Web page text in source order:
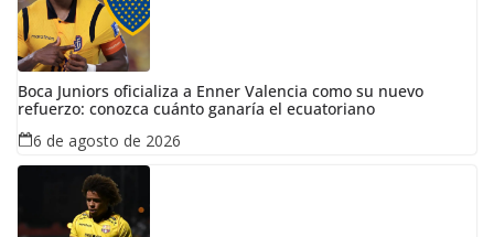
Boca Juniors oficializa a Enner Valencia como su nuevo
refuerzo: conozca cuánto ganaría el ecuatoriano
6 de agosto de 2026